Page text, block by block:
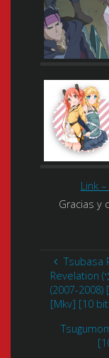
Link
Gracias y
Tsubasa
Revelation (
(2007-
[Mkv] [10